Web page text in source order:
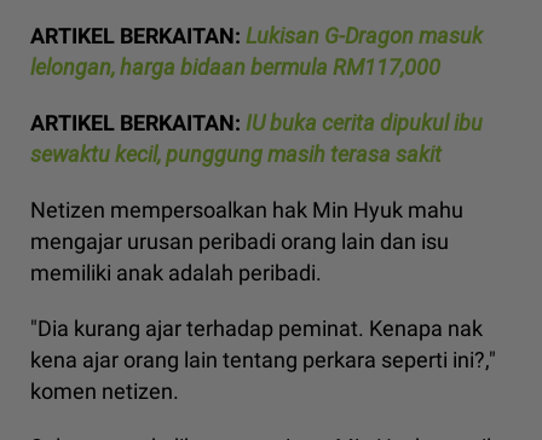
ARTIKEL BERKAITAN: Lukisan G-Dragon masuk
lelongan, harga bidaan bermula RM117,000
ARTIKEL BERKAITAN: IU buka cerita dipukul ibu
sewaktu kecil, punggung masih terasa sakit
Netizen mempersoalkan hak Min Hyuk mahu
mengajar urusan peribadi orang lain dan isu
memiliki anak adalah peribadi.
"Dia kurang ajar terhadap peminat. Kenapa nak
kena ajar orang lain tentang perkara seperti ini?,"
komen netizen.